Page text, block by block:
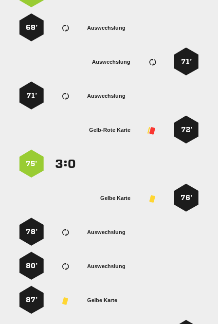
Auswechslung
68’
71’
Auswechslung
Auswechslung
71’
72’
Gelb-Rote Karte
:
75’
76’
Gelbe Karte
Auswechslung
78’
Auswechslung
80’
Gelbe Karte
87’